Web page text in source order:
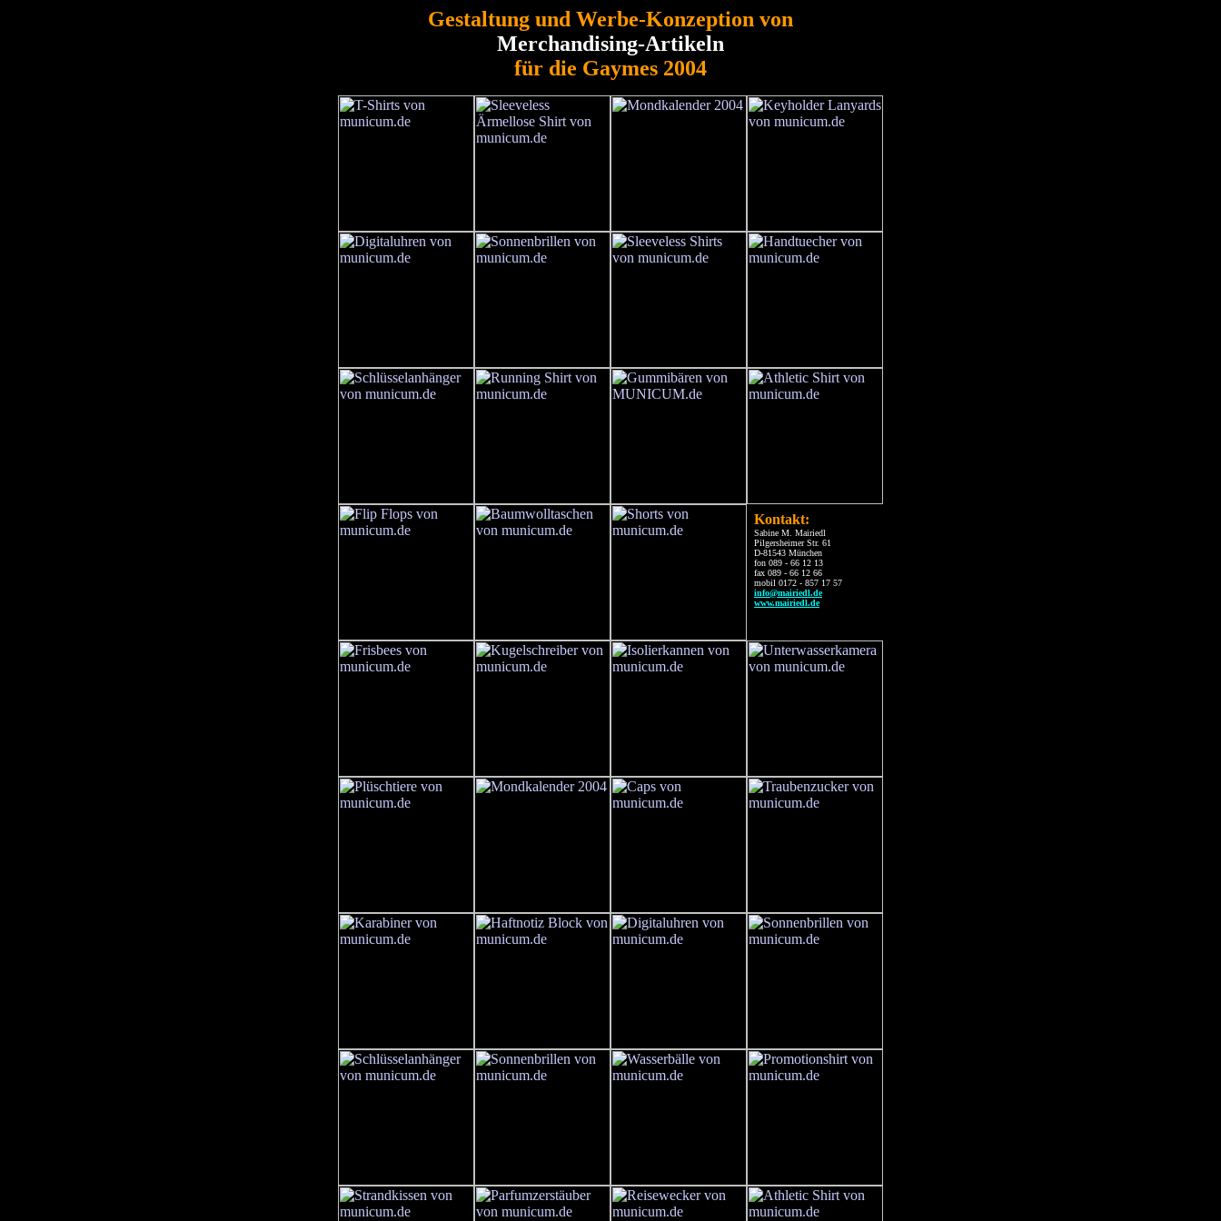
Gestaltung und Werbe-Konzeption von
Merchandising-Artikeln
für die Gaymes 2004
Kontakt:
Sabine M. Mairiedl
Pilgersheimer Str. 61
D-81543 München
fon 089 - 66 12 13
fax 089 - 66 12 66
mobil 0172 - 857 17 57
info@mairiedl.de
www.mairiedl.de